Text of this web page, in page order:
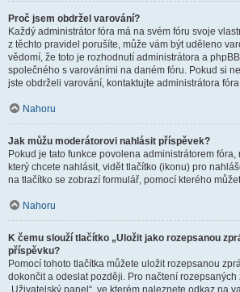
Proč jsem obdržel varování?
Každý administrátor fóra má na svém fóru svoje
z těchto pravidel porušíte, může vám být uděleno
vědomí, že toto je rozhodnutí administrátora a
společného s varováními na daném fóru. Pokud si
jste obdrželi varování, kontaktujte administrátora
Nahoru
Jak můžu moderátorovi nahlásit příspěvek?
Pokud je tato funkce povolena administrátorem
který chcete nahlásit, vidět tlačítko (ikonu) pro
na tlačítko se zobrazí formulář, pomocí kterého
Nahoru
K čemu slouží tlačítko „Uložit jako rozepsanou
příspěvku?
Pomocí tohoto tlačítka můžete uložit rozepsanou
dokončit a odeslat později. Pro načtení
„Uživatelský panel“, ve kterém naleznete odkaz na